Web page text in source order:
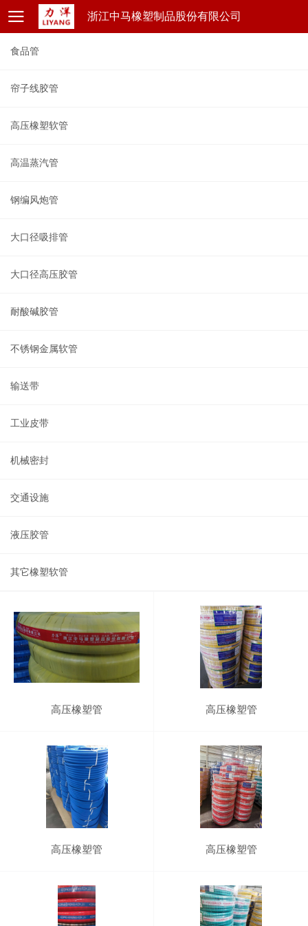
浙江中马橡塑制品股份有限公司
食品管
帘子线胶管
高压橡塑软管
高温蒸汽管
钢编风炮管
大口径吸排管
大口径高压胶管
耐酸碱胶管
不锈钢金属软管
输送带
工业皮带
机械密封
交通设施
液压胶管
其它橡塑软管
高压橡塑管 高压橡塑管
高压橡塑管 高压橡塑管